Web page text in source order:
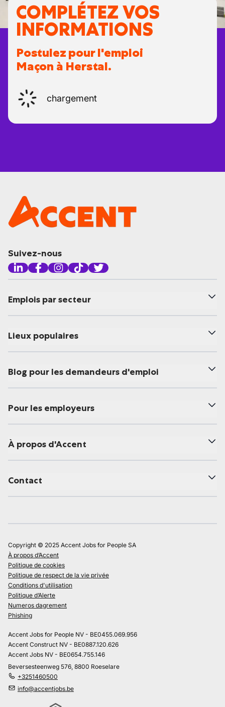
COMPLÉTEZ VOS
INFORMATIONS
Postulez pour l'emploi
Maçon à Herstal.
chargement
Suivez-nous
Emplois par secteur
Lieux populaires
Blog pour les demandeurs d'emploi
Pour les employeurs
À propos d'Accent
Contact
Copyright © 2025 Accent Jobs for People SA
À propos d’Accent
Politique de cookies
Politique de respect de la vie privée
Conditions d'utilisation
Politique d’Alerte
Numeros dagrement
Phishing
Accent Jobs for People NV - BE0455.069.956
Accent Construct NV - BE0887.120.626
Accent Jobs NV - BE0654.755.146
Beversesteenweg 576, 8800 Roeselare
+3251460500
info@accentjobs.be